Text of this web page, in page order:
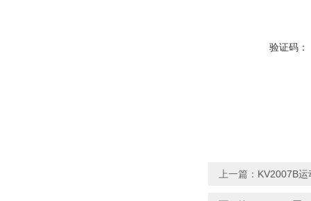
验证码：
上一篇： KV2007B